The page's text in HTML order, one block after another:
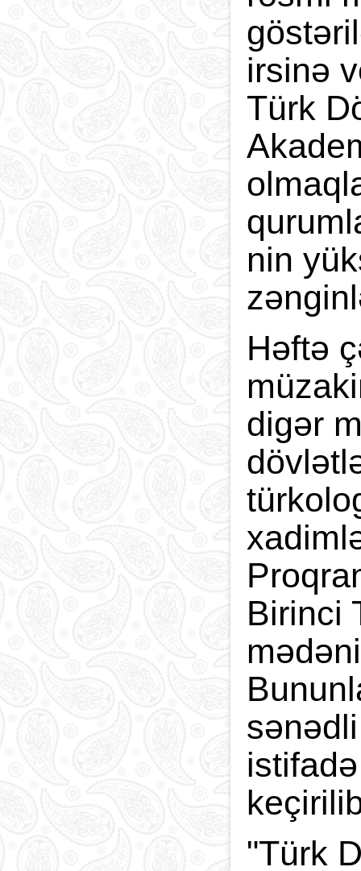
irsinə
Türk
nin
Həftə
digər
Birinci
"Türk